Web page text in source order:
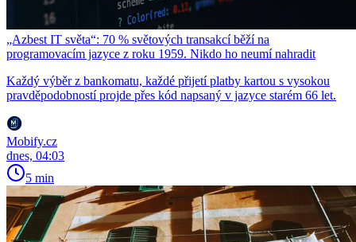
„Azbest IT světa“: 70 % světových transakcí běží na
programovacím jazyce z roku 1959. Nikdo ho neumí nahradit
Každý výběr z bankomatu, každé přijetí platby kartou s vysokou
pravděpodobností projde přes kód napsaný v jazyce starém 66 let.
Mobify.cz
dnes, 04:03
5 min